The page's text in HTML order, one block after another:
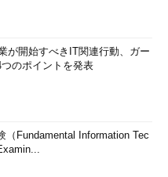
が開始すべきIT関連行動、ガー
のポイントを発表
（Fundamental Information Tec